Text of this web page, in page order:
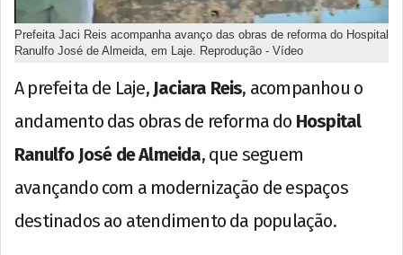
Prefeita Jaci Reis acompanha avanço das obras de reforma do Hospital
Ranulfo José de Almeida, em Laje. Reprodução - Vídeo
A prefeita de Laje, Jaciara Reis, acompanhou o
andamento das obras de reforma do Hospital
Ranulfo José de Almeida, que seguem
avançando com a modernização de espaços
destinados ao atendimento da população.